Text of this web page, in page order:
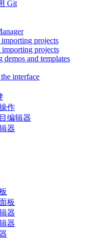
Git
projects
projects
and templates
interface
作
编辑器
器
板
器
器